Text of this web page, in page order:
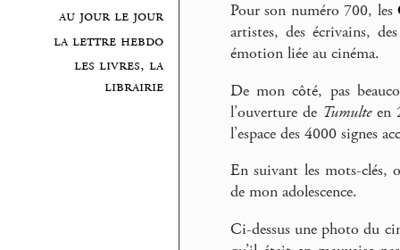
au jour le jour
la lettre hebdo
les livres, la
librairie
Pour son numéro 700, les
artistes, des écrivains,
émotion liée au cinéma.
De mon côté, pas
l’ouverture de Tumulteen
l’espace des 4000 signes
En suivant les mots-clés,
de mon adolescence.
Ci-dessus une photo du